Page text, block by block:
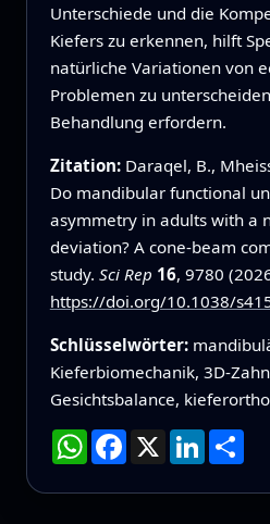
Unterschiede und die
Kiefers zu erkennen, hilft
natürliche Variationen von
Problemen zu
Behandlung erfordern.
Zitation: Daraqel, B.,
Do mandibular functional
asymmetry in adults with a
deviation? A cone-beam
study. Sci Rep 16, 9780
https://doi.org/10.1038/
Schlüsselwörter:
Kieferbiomechanik,
Gesichtsbalance,
WhatsApp
Facebook
X LinkedIn